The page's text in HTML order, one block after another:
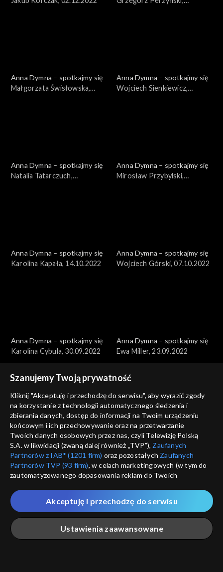
Anna Dymna – spotkajmy się
Małgorzata Świsłowska,
Anna Dymna – spotkajmy się
Wojciech Sienkiewicz,
Anna Dymna – spotkajmy się
Natalia Tatarczuch,
Anna Dymna – spotkajmy się
Mirosław Przybylski,
Anna Dymna – spotkajmy się
Karolina Kapała, 14.10.2022
Anna Dymna – spotkajmy się
Wojciech Górski, 07.10.2022
Anna Dymna – spotkajmy się
Karolina Cybula, 30.09.2022
Anna Dymna – spotkajmy się
Ewa Miller, 23.09.2022
Anna Dymna – spotkajmy się
Martyna Marchewka,
16.09.2022
Anna Dymna – spotkajmy się
Piotr Mazur, 09.09.2022
Anna Dymna – spotkajmy się
Łukasz Kosiara, 02.09.2022
Anna Dymna – spotkajmy się
Agnieszka Trela, 03.06.2022
Szanujemy Twoją prywatność
Kliknij "Akceptuję i przechodzę do serwisu", aby wyrazić zgody
na korzystanie z technologii automatycznego śledzenia i
zbierania danych, dostęp do informacji na Twoim urządzeniu
końcowym i ich przechowywanie oraz na przetwarzanie
Twoich danych osobowych przez nas, czyli Telewizję Polską
S.A. w likwidacji (zwaną dalej również „TVP”), Zaufanych
Partnerów z IAB* (1201 firm) oraz pozostałych Zaufanych
Partnerów TVP (93 firm), w celach marketingowych (w tym do
zautomatyzowanego dopasowania reklam do Twoich
które wskazujemy poniżej, a także zgody na udostępnianie
przez nas identyfikatora PPID do Google.
Twoje dane osobowe zbierane podczas odwiedzania przez
Ciebie naszych
poszczególnych serwisówzwanych dalej
„Portalem”, w tym informacje zapisywane za pomocą
Ustawienia zaawansowane
Akceptuję i przechodzę do serwisu